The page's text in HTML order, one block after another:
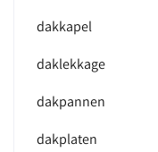
dakkapel
daklekkage
dakpannen
dakplaten